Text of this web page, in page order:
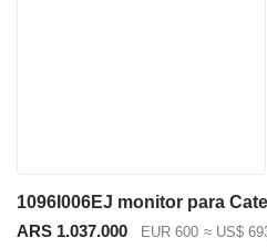
ARS 1.037.000 EUR 600 ≈ US$